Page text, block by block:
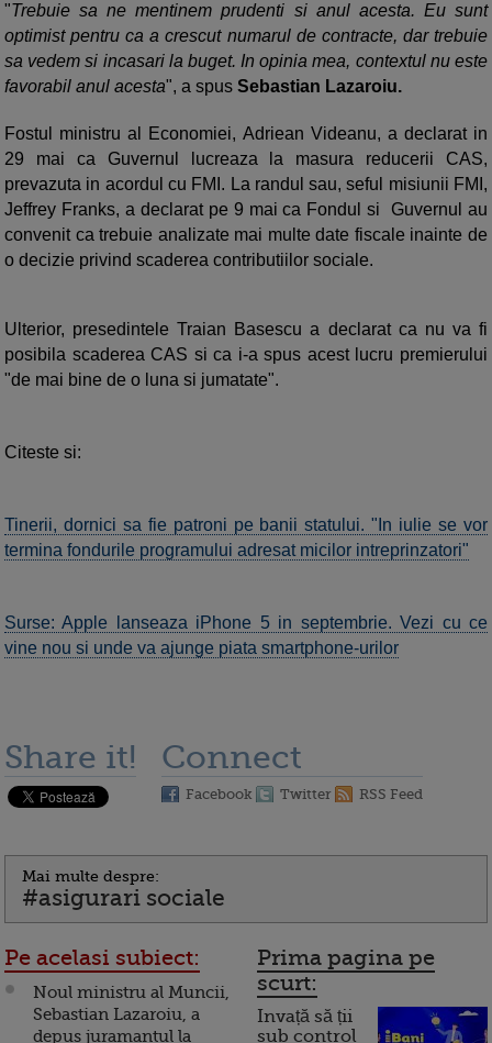
"Trebuie sa ne mentinem prudenti si anul acesta. Eu sunt
optimist pentru ca a crescut numarul de contracte, dar trebuie
sa vedem si incasari la buget. In opinia mea, contextul nu este
favorabil anul acesta", a spus Sebastian Lazaroiu.
Fostul ministru al Economiei, Adriean Videanu, a declarat in
29 mai ca Guvernul lucreaza la masura reducerii CAS,
prevazuta in acordul cu FMI. La randul sau, seful misiunii FMI,
Jeffrey Franks, a declarat pe 9 mai ca Fondul si Guvernul au
convenit ca trebuie analizate mai multe date fiscale inainte de
o decizie privind scaderea contributiilor sociale.
Ulterior, presedintele Traian Basescu a declarat ca nu va fi
posibila scaderea CAS si ca i-a spus acest lucru premierului
"de mai bine de o luna si jumatate".
Citeste si:
Tinerii, dornici sa fie patroni pe banii statului. "In iulie se vor
termina fondurile programului adresat micilor intreprinzatori"
Surse: Apple lanseaza iPhone 5 in septembrie. Vezi cu ce
vine nou si unde va ajunge piata smartphone-urilor
Share it! Connect
Facebook Twitter RSS Feed
Mai multe despre:
#asigurari sociale
Pe acelasi subiect:
Noul ministru al Muncii,
Sebastian Lazaroiu, a
depus juramantul la
Prima pagina pe
scurt:
Invață să ții
sub control